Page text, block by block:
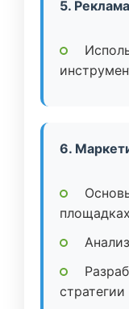
5.
6.
площадках
стратегии